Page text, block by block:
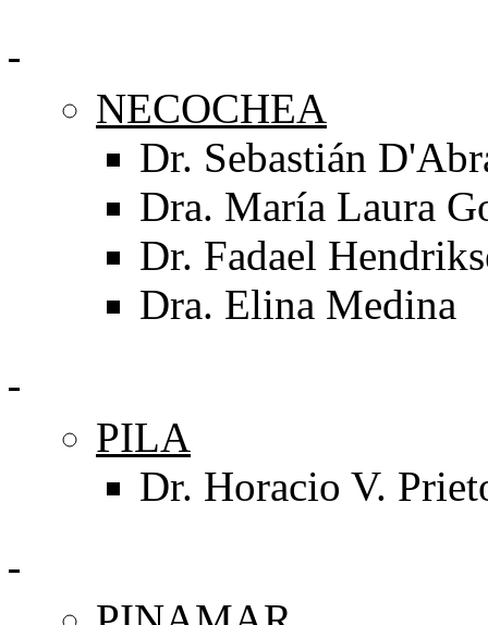
NECOCHEA
Dr. Sebastián
Dra. María Laura
Dr. Fadael
Dra. Elina Medina
PILA
Dr. Horacio V.